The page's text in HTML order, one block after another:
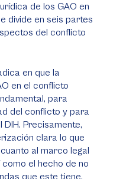
de los GAO en
divide en seis partes
del conflicto
en que la
en el conflicto
para
del conflicto y para
Precisamente,
clara lo que
al marco legal
el hecho de no
que este tiene.